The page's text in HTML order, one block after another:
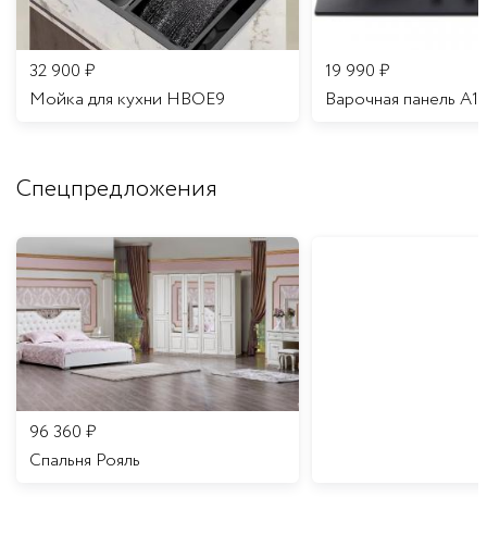
32 900 ₽
Мойка для кухни HBOE9
19 990 ₽
Варочная панель A16
Спецпредложения
96 360 ₽
Спальня Рояль